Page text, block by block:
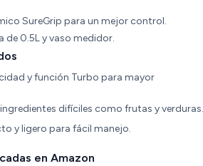
SureGrip para un mejor control.
de 0.5L y vaso medidor.
y función Turbo para mayor
difíciles como frutas y verduras.
y ligero para fácil manejo.
en Amazon